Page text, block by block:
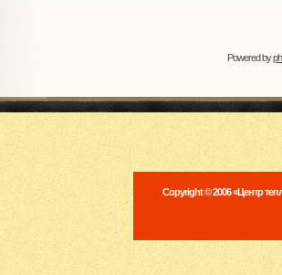
Powered by
Copyright © 2006 «Центр